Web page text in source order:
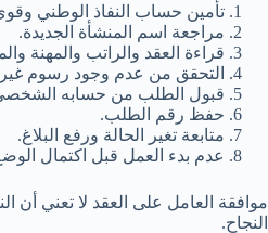
تأمين حساب النفاذ الوطني
مراجعة اسم المنشأة الجديدة.
قراءة العقد والراتب والمهنة
التحقق من عدم وجود رسوم
قبول الطلب من حسابه
حفظ رقم الطلب.
متابعة تغير الحالة ورفع البلاغ.
عدم بدء العمل قبل اكتمال
موافقة العامل على العقد لا تعني أن
النجاح.